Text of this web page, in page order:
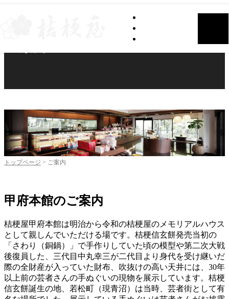
トップページ > ご案内
甲府本館のご案内
桔梗屋甲府本館は明治から令和の桔梗屋のメモリアルハウス
として親しんでいただける場です。桔梗信玄餅発売当初の
「さわり（銅鍋）」で手作りしていた頃の模型や第二次大戦
後復員した、三代目中丸幸三が二代目より身代を受け継いだ
際の全財産が入っていた財布、吹抜けの高い天井には、30年
以上前の芸者さんの手ぬぐいの現物を展示しています。桔梗
信玄餅誕生の地、若松町（現青沼）は当時、芸者街として有